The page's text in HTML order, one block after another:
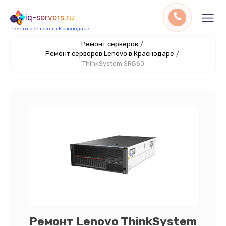
iq-servers.ru
Ремонт серверов в Краснодаре
Ремонт серверов /
Ремонт серверов Lenovo в Краснодаре /
ThinkSystem SR860
Ремонт Lenovo ThinkSystem